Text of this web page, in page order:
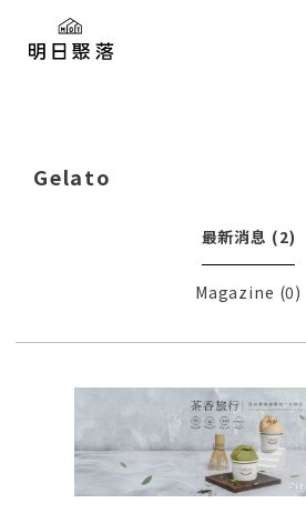
Gelato
最新消息 (2)
Magazine (0)